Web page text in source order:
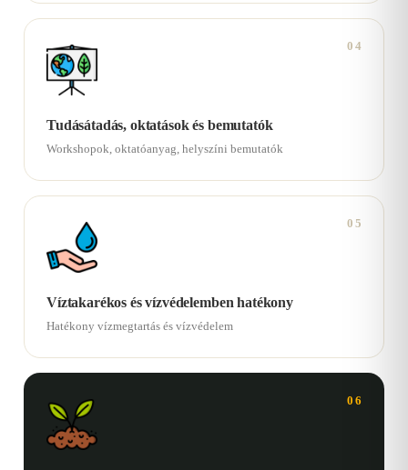
04
Tudásátadás, oktatások és bemutatók
Workshopok, oktatóanyag, helyszíni bemutatók
05
Víztakarékos és vízvédelemben hatékony
Hatékony vízmegtartás és vízvédelem
06